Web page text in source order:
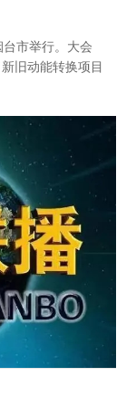
市举行。大会
旧动能转换项目